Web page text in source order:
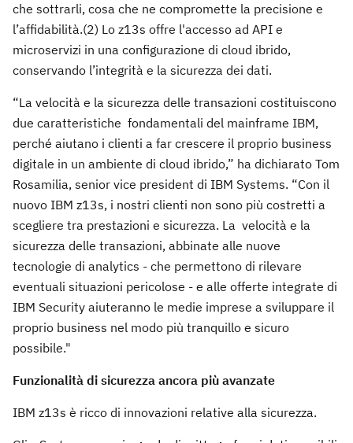
che sottrarli, cosa che ne compromette la precisione e
l’affidabilità.(2) Lo z13s offre l'accesso ad API e
microservizi in una configurazione di cloud ibrido,
conservando l’integrità e la sicurezza dei dati.
“La velocità e la sicurezza delle transazioni costituiscono
due caratteristiche fondamentali del mainframe IBM,
perché aiutano i clienti a far crescere il proprio business
digitale in un ambiente di cloud ibrido,” ha dichiarato Tom
Rosamilia, senior vice president di IBM Systems. “Con il
nuovo IBM z13s, i nostri clienti non sono più costretti a
scegliere tra prestazioni e sicurezza. La velocità e la
sicurezza delle transazioni, abbinate alle nuove
tecnologie di analytics - che permettono di rilevare
eventuali situazioni pericolose - e alle offerte integrate di
IBM Security aiuteranno le medie imprese a sviluppare il
proprio business nel modo più tranquillo e sicuro
possibile."
Funzionalità di sicurezza ancora più avanzate
IBM z13s è ricco di innovazioni relative alla sicurezza.